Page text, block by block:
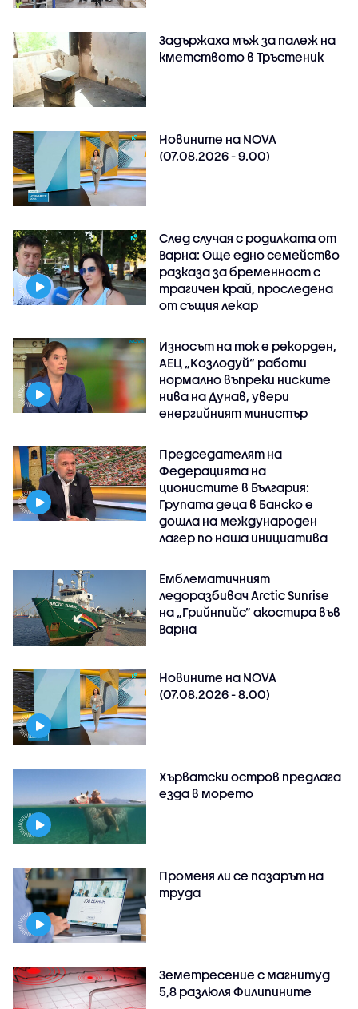
Задържаха мъж за палеж на
кметството в Тръстеник
Новините на NOVA
(07.08.2026 - 9.00)
След случая с родилката от
Варна: Още едно семейство
разказа за бременност с
трагичен край, проследена
от същия лекар
Износът на ток е рекорден,
АЕЦ „Козлодуй“ работи
нормално въпреки ниските
нива на Дунав, увери
енергийният министър
Председателят на
Федерацията на
ционистите в България:
Групата деца в Банско е
дошла на международен
лагер по наша инициатива
Емблематичният
ледоразбивач Arctic Sunrise
на „Грийнпийс” акостира във
Варна
Новините на NOVA
(07.08.2026 - 8.00)
Хърватски остров предлага
езда в морето
Променя ли се пазарът на
труда
Земетресение с магнитуд
5,8 разлюля Филипините